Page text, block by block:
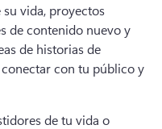
vida, proyectos
de contenido nuevo y
de historias de
con tu público y
de tu vida o